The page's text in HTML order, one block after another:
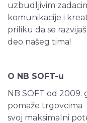
uzbudljivim
komunikacije i
priliku da se
deo našeg tima!
O NB SOFT-u
NB SOFT od 2009.
pomaže trgovcima
svoj maksimalni